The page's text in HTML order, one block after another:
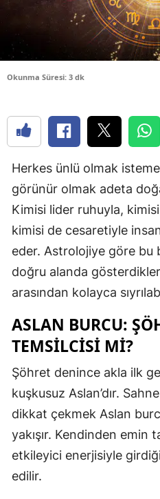
Okunma Süresi: 3 dk
Herkes ünlü olmak
görünür olmak adeta
Kimisi lider ruhuyla,
kimisi de cesaretiyle
eder. Astrolojiye göre bu
doğru alanda
arasından kolayca
ASLAN BURCU:
TEMSILCISI MI?
Şöhret denince akla ilk
kuşkusuz Aslan’dır. Sahne
dikkat çekmek Aslan
yakışır. Kendinden emin
etkileyici enerjisiyle
edilir.